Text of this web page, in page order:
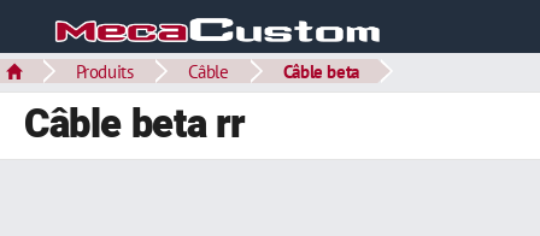
Produits Câble Câble beta
Câble beta rr